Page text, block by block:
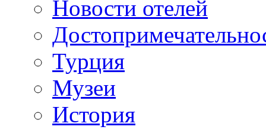
Новости отелей
Турция
Музеи
История